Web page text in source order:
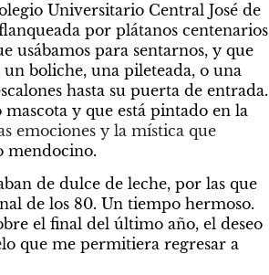
Universitario Central José de
por plátanos centenarios
para sentarnos, y que
boliche, una pileteada, o una
hasta su puerta de entrada.
y que está pintado en la
emociones y la mística que
mendocino.
de dulce de leche, por las que
de los 80. Un tiempo hermoso.
el final del último año, el deseo
que me permitiera regresar a